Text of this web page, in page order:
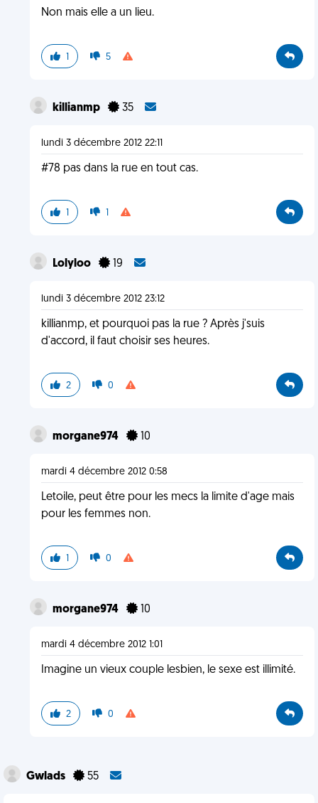
Non mais elle a un lieu.
1 5
killianmp 35
lundi 3 décembre 2012 22:11
#78 pas dans la rue en tout cas.
1 1
Lolyloo 19
lundi 3 décembre 2012 23:12
killianmp, et pourquoi pas la rue ? Après j'suis
d'accord, il faut choisir ses heures.
2 0
morgane974 10
mardi 4 décembre 2012 0:58
Letoile, peut être pour les mecs la limite d'age mais
pour les femmes non.
1 0
morgane974 10
mardi 4 décembre 2012 1:01
Imagine un vieux couple lesbien, le sexe est illimité.
2 0
Gwlads 55